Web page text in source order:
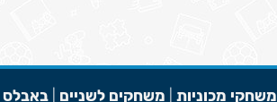
משחקי מכוניות משחקים לשניים באבלס